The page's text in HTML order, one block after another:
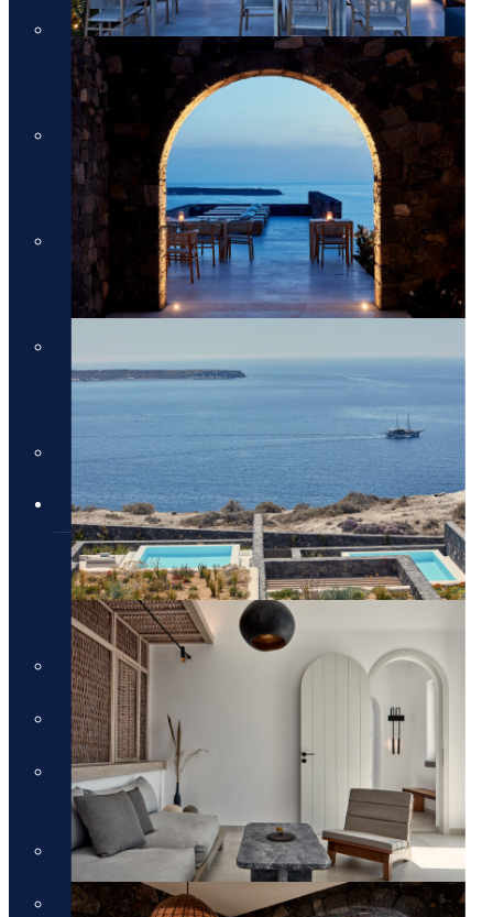
מלונות יוקרה בסיישל
מלונות יוקרה בסיישל
מלונות יוקרה בדובאי
מלונות יוקרה בדובאי
מלונות יוקרה באיטליה
מלונות יוקרה באיטליה
מלונות יוקרה בלונדון
Domes Resorts
טיולים מאורגנים
טיולים מאורגנים
טיולים מאורגנים
טיולי תמריץ
שייט יוקרתי על נהר הריין
התענוגות של רומא וטוסקנה עם
הכוכבים של יוון - סוכות
טיול בדרום איטליה וברומא עם